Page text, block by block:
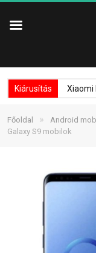
Kiárusítás Xiaomi
Főoldal » Android
Galaxy S9 mobilok